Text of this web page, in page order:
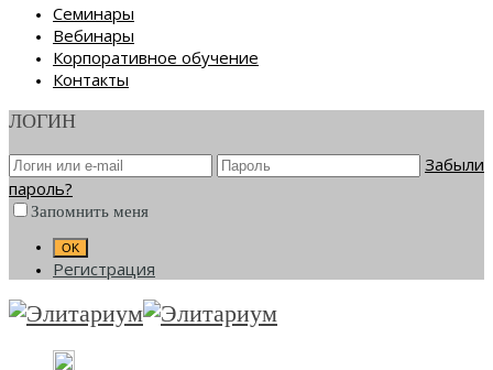
Семинары
Вебинары
Корпоративное обучение
Контакты
ЛОГИН
Забыли
пароль?
Запомнить меня
Регистрация